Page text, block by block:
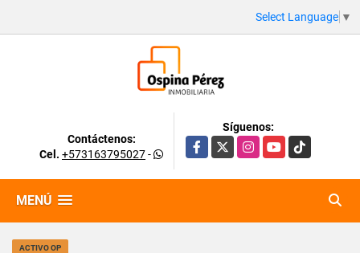
Select Language ▼
Contáctenos:
Cel. +573163795027-
Síguenos:
Facebook
X InstagramYouTubeTikTok
MENÚ
ACTIVO OP